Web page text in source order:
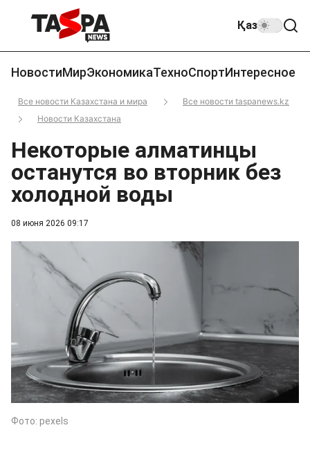
Қаз
НовостиМирЭкономикаТехноСпортИнтересное
Все новости Казахстана и мира
Все новости taspanews.kz
Новости Казахстана
08 июня 2026 09:17
Некоторые алматинцы
останутся во вторник без
холодной воды
Фото: pexels